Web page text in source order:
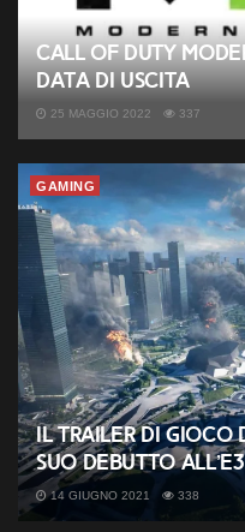
Call of Duty
data di uscita
25 MAGGIO 2022 337
GAMING
Il trailer di gioco
suo debutto
14 GIUGNO 2021 338